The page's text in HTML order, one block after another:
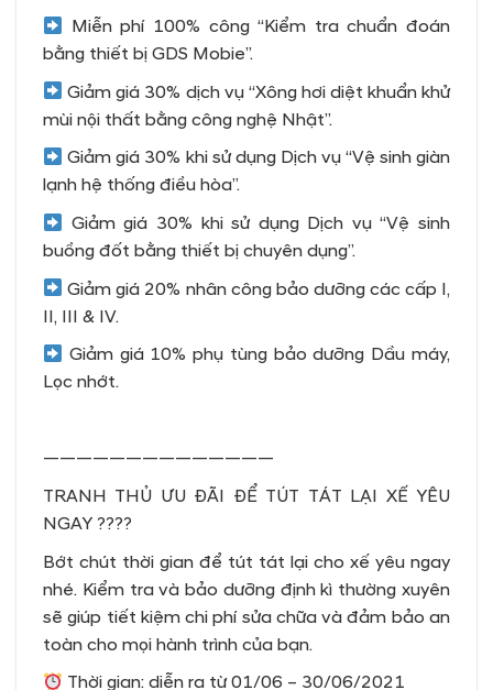
Miễn phí 100% công “Kiểm tra chuẩn đoán
bằng thiết bị GDS Mobie”.
Giảm giá 30% dịch vụ “Xông hơi diệt khuẩn khử
mùi nội thất bằng công nghệ Nhật”.
Giảm giá 30% khi sử dụng Dịch vụ “Vệ sinh giàn
lạnh hệ thống điều hòa”.
Giảm giá 30% khi sử dụng Dịch vụ “Vệ sinh
buồng đốt bằng thiết bị chuyên dụng”.
Giảm giá 20% nhân công bảo dưỡng các cấp I,
II, III & IV.
Giảm giá 10% phụ tùng bảo dưỡng Dầu máy,
Lọc nhớt.
——————————————
TRANH THỦ ƯU ĐÃI ĐỂ TÚT TÁT LẠI XẾ YÊU
NGAY ????
Bớt chút thời gian để tút tát lại cho xế yêu ngay
nhé. Kiểm tra và bảo dưỡng định kì thường xuyên
sẽ giúp tiết kiệm chi phí sửa chữa và đảm bảo an
toàn cho mọi hành trình của bạn.
Thời gian: diễn ra từ 01/06 – 30/06/2021